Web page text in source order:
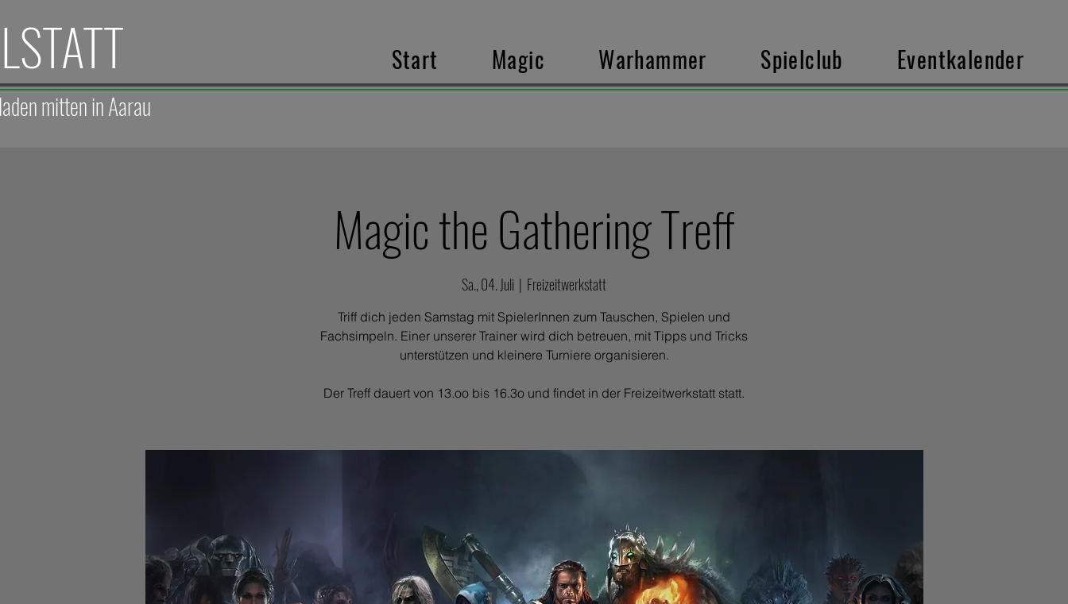
Start Magic Warhammer Spielclub
Eventkalender
mitten in Aarau
Magic the Gathering Treff
Sa., 04. Juli
  |
Freizeitwerkstatt
Triff dich jeden Samstag mit SpielerInnen zum Tauschen, Spielen und
Fachsimpeln. Einer unserer Trainer wird dich betreuen, mit Tipps und Tricks
unterstützen und kleinere Turniere organisieren.
Der Treff dauert von 13.oo bis 16.3o und findet in der Freizeitwerkstatt statt.